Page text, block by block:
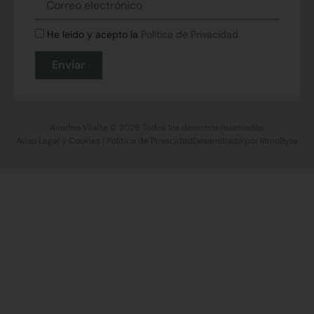
electrónico
Política
Privacidad
He leído y acepto la Política de Privacidad
Enviar
Aviso Legal y Cookies
Política de Privacidad RimoByte